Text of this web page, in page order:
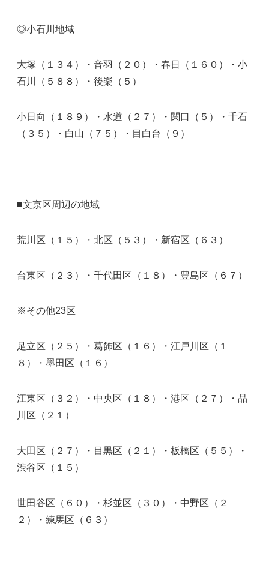
◎小石川地域
大塚（１３４）・音羽（２０）・春日（１６０）・小
石川（５８８）・後楽（５）
小日向（１８９）・水道（２７）・関口（５）・千石
（３５）・白山（７５）・目白台（９）
■文京区周辺の地域
荒川区（１５）・北区（５３）・新宿区（６３）
台東区（２３）・千代田区（１８）・豊島区（６７）
※その他23区
足立区（２５）・葛飾区（１６）・江戸川区（１
８）・墨田区（１６）
江東区（３２）・中央区（１８）・港区（２７）・品
川区（２１）
大田区（２７）・目黒区（２１）・板橋区（５５）・
渋谷区（１５）
世田谷区（６０）・杉並区（３０）・中野区（２
２）・練馬区（６３）